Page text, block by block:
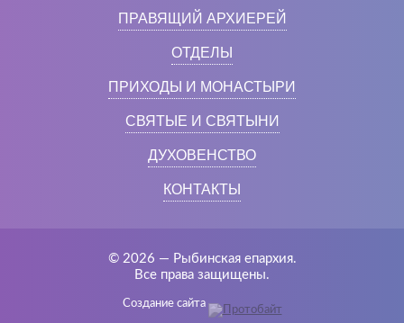
ПРАВЯЩИЙ АРХИЕРЕЙ
ОТДЕЛЫ
ПРИХОДЫ И МОНАСТЫРИ
СВЯТЫЕ И СВЯТЫНИ
ДУХОВЕНСТВО
КОНТАКТЫ
© 2026 — Рыбинская епархия.
Все права защищены.
Создание сайта